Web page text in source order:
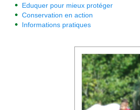
Eduquer pour mieux protéger
Conservation en action
Informations pratiques